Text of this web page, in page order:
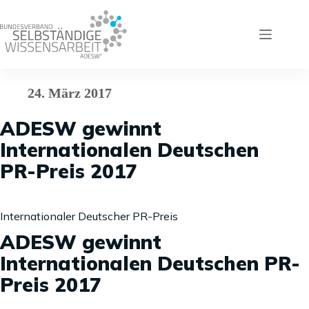
springen
24. März 2017
ADESW gewinnt
Internationalen Deutschen
PR-Preis 2017
Internationaler Deutscher PR-Preis
ADESW gewinnt
Internationalen Deutschen PR-
Preis 2017